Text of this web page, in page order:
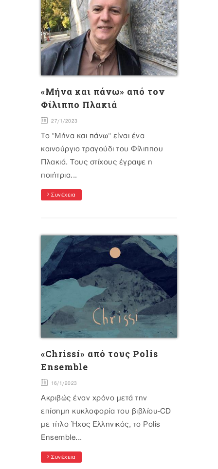
«Μήνα και πάνω» από τον
Φίλιππο Πλακιά
27/1/2023
Το "Μήνα και πάνω" είναι ένα
καινούργιο τραγούδι του Φίλιππου
Πλακιά. Τους στίχους έγραψε η
ποιήτρια...
Συνέχεια
«Chrissí» από τους Polis
Ensemble
16/1/2023
Ακριβώς έναν χρόνο μετά την
επίσημη κυκλοφορία του βιβλίου-CD
με τίτλο Ήχος Ελληνικός, το Polis
Ensemble...
Συνέχεια